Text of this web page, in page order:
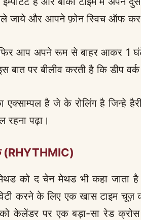
जाये और आपने फ़ोन स्विच ऑफ
आप अपने रूम से बाहर आकर 1
बात पर बीलीव करती है कि डीप
एक्साम्पल है जे के रोलिंग है जिन्हे
रहना पढ़ा।
(RHYTHMIC)
को द चेन मेथड भी कहा जाता
करने के लिए एक खास टाइम
केलेंडर पर एक बड़ा-सा रेड